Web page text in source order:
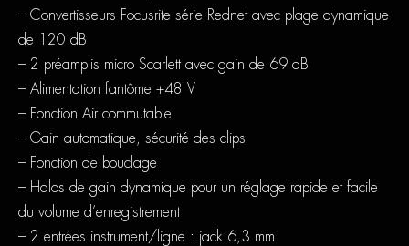
– Convertisseurs Focusrite série Rednet avec plage dynamique
de 120 dB
– 2 préamplis micro Scarlett avec gain de 69 dB
– Alimentation fantôme +48 V
– Fonction Air commutable
– Gain automatique, sécurité des clips
– Fonction de bouclage
– Halos de gain dynamique pour un réglage rapide et facile
du volume d’enregistrement
– 2 entrées instrument/ligne : jack 6,3 mm